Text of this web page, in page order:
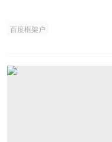
百度框架户